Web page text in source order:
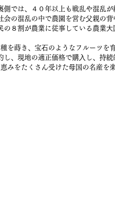
側では、４０年以上も戦乱や混乱が
会の混乱の中で農園を営む⽗親の背
の８割が農業に従事している農業⼤
を蒔き、宝⽯のようなフルーツを
し、現地の適正価格で購⼊し、持続
みをたくさん受けた⺟国の名産を